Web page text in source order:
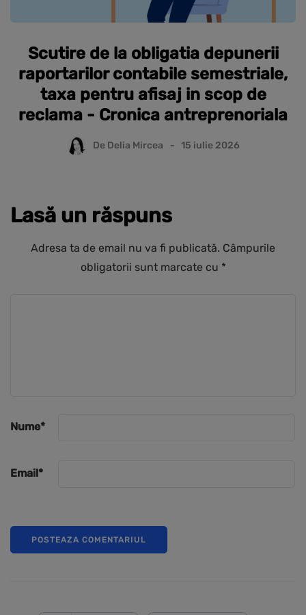
Scutire de la obligatia depunerii
raportarilor contabile semestriale,
taxa pentru afisaj in scop de
reclama - Cronica antreprenoriala
De Delia Mircea 15 iulie 2026
Lasă un răspuns
Adresa ta de email nu va fi publicată. Câmpurile
obligatorii sunt marcate cu *
Nume*
Email *